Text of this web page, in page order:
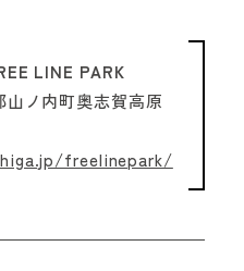
LINE PARK
ノ内町奥志賀高原
freelinepark/